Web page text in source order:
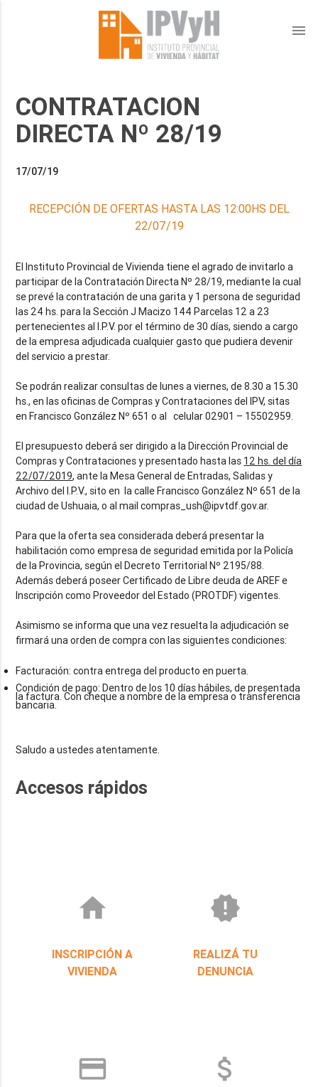
menu
CONTRATACION
DIRECTA Nº 28/19
17/07/19
RECEPCIÓN DE OFERTAS HASTA LAS 12:00HS DEL
22/07/19
El Instituto Provincial de Vivienda tiene el agrado de invitarlo a
participar de la Contratación Directa Nº 28/19, mediante la cual
se prevé la contratación de una garita y 1 persona de seguridad
las 24 hs. para la Sección J Macizo 144 Parcelas 12 a 23
pertenecientes al I.P.V. por el término de 30 días, siendo a cargo
de la empresa adjudicada cualquier gasto que pudiera devenir
del servicio a prestar.
Se podrán realizar consultas de lunes a viernes, de 8.30 a 15.30
hs., en las oficinas de Compras y Contrataciones del IPV, sitas
en Francisco González Nº 651 o al celular 02901 – 15502959.
El presupuesto deberá ser dirigido a la Dirección Provincial de
Compras y Contrataciones y presentado hasta las 12 hs. del día
22/07/2019, ante la Mesa General de Entradas, Salidas y
Archivo del I.P.V., sito en la calle Francisco González Nº 651 de la
ciudad de Ushuaia, o al mail compras_ush@ipvtdf.gov.ar.
Para que la oferta sea considerada deberá presentar la
habilitación como empresa de seguridad emitida por la Policía
de la Provincia, según el Decreto Territorial Nº 2195/88.
Además deberá poseer Certificado de Libre deuda de AREF e
Inscripción como Proveedor del Estado (PROTDF) vigentes.
Asimismo se informa que una vez resuelta la adjudicación se
Facturación: contra entrega del producto en puerta.
Condición de pago: Dentro de los 10 días hábiles, de presentada
la factura. Con cheque a nombre de la empresa o transferencia
bancaria.
Accesos rápidos
home
INSCRIPCIÓN A
VIVIENDA
new_releases
REALIZÁ TU
DENUNCIA
credit_card attach_money